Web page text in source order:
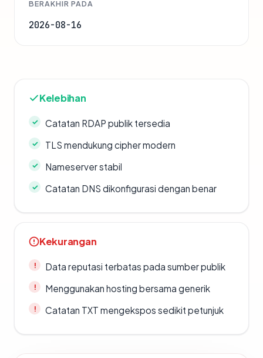
BERAKHIR PADA
2026-08-16
Kelebihan
Catatan RDAP publik tersedia
TLS mendukung cipher modern
Nameserver stabil
Catatan DNS dikonfigurasi dengan benar
Kekurangan
Data reputasi terbatas pada sumber publik
Menggunakan hosting bersama generik
Catatan TXT mengekspos sedikit petunjuk